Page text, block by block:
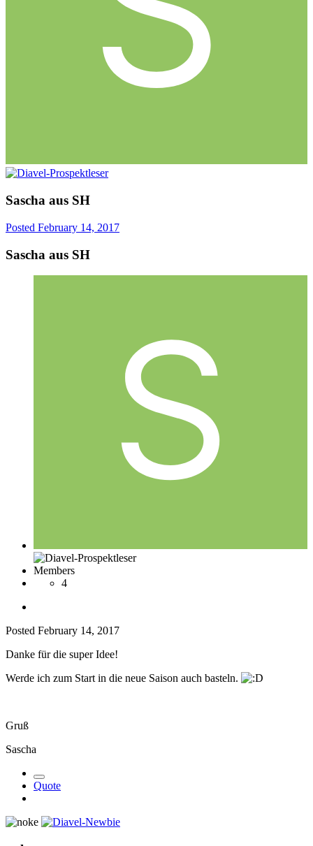
Sascha aus SH
Posted February 14, 2017
Sascha aus SH
Members
4
Posted February 14, 2017
Danke für die super Idee!
Werde ich zum Start in die neue Saison auch basteln.
Gruß
Sascha
Quote